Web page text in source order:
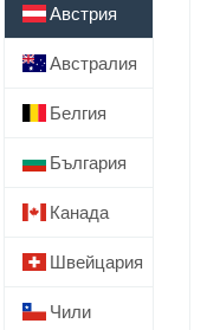
Австрия
Австралия
Белгия
България
Канада
Швейцария
Чили